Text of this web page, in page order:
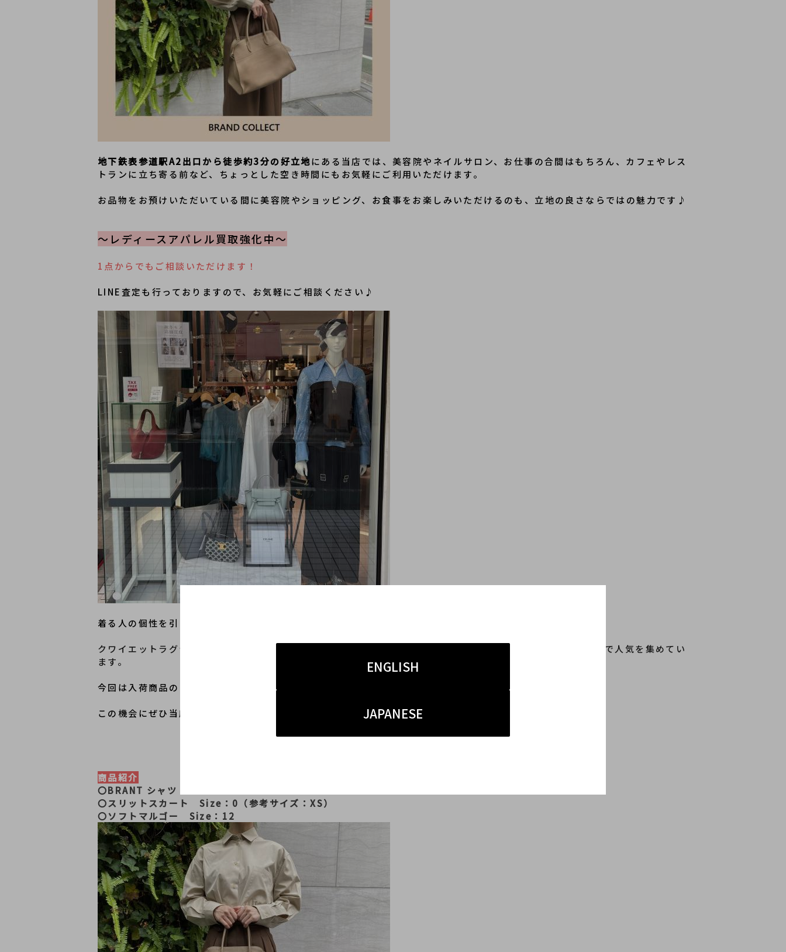
ENGLISH
JAPANESE
地下鉄表参道駅A2出口から徒歩約3分の好立地にある当店では、美容院やネイルサロン、お仕事の合間はもちろん、カフェやレス
トランに立ち寄る前など、ちょっとした空き時間にもお気軽にご利用いただけます。
お品物をお預けいただいている間に美容院やショッピング、お食事をお楽しみいただけるのも、立地の良さならではの魅力です♪
～レディースアパレル買取強化中～
1点からでもご相談いただけます！
LINE査定も行っておりますので、お気軽にご相談ください♪
着る人の個性を引き立てる
クワイエットラグジュアリーといわれ、控えめなデザインで仕立てや素材の良さが光るアイテムが多く、世界中で人気を集めてい
ます。
今回は入荷商品のご紹介と、当店の買取ご利用時の役立つ についてお伝えいたします！
この機会にぜひ当店のお買取りをご利用くださいませ♪
商品紹介
〇BRANT シャツ　Size：XS
〇スリットスカート　Size：0（参考サイズ：XS）
〇ソフトマルゴー　Size：12